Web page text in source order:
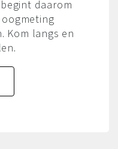
daarom
Kom langs en